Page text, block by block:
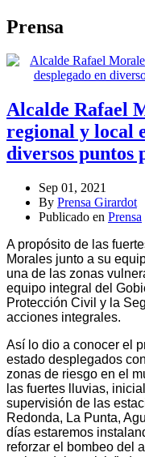
Prensa
Alcalde Rafael
regional y local
diversos puntos
Sep 01, 2021
By Prensa Girardot
Publicado en Prensa
A propósito de las
Morales junto a su
una de las zonas
equipo integral del
Protección Civil y la
acciones integrales.
Así lo dio a conocer el
estado desplegados
zonas de riesgo en el
las fuertes lluvias,
supervisión de las
Redonda, La Punta,
días estaremos
reforzar el bombeo del